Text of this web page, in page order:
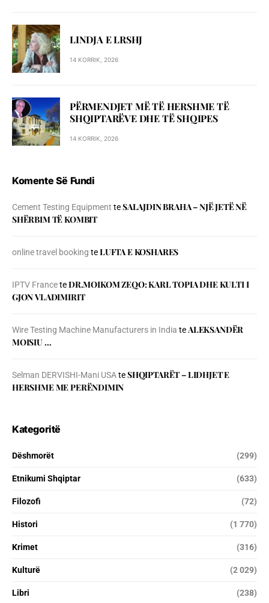
LINDJA E LRSHJ
14 KORRIK, 2026
PËRMENDJET MË TË HERSHME TË
SHQIPTARËVE DHE TË SHQIPES
14 KORRIK, 2026
Komente Së Fundi
Cement Testing Equipment teSALAJDIN BRAHA – NJЁ JETЁ NЁ
SHЁRBIM TЁ KOMBIT
online travel booking teLUFTA E KOSHARES
IPTV FranceteDR.MOIKOM ZEQO: KARL TOPIA DHE KULTI I
GJON VLADIMIRIT
Wire Testing Machine Manufacturers in India teALEKSANDËR
MOISIU …
Selman DERVISHI-Mani USAteSHQIPTARËT – LIDHJET E
HERSHME ME PERËNDIMIN
Kategoritë
Dëshmorët (299)
Etnikumi Shqiptar (633)
Filozofi (72)
Histori (1 770)
Krimet (316)
Kulturë (2 029)
Libri (238)